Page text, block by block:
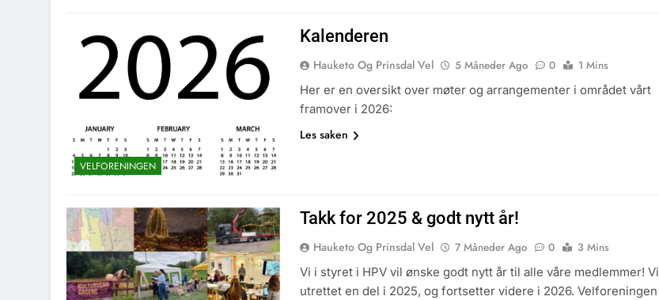
VELFORENINGEN
Kalenderen
Hauketo Og Prinsdal Vel 5 Måneder Ago 0
1 Mins
Her er en oversikt over møter og arrangementer i området vårt
framover i 2026:
Les saken
Takk for 2025 & godt nytt år!
Hauketo Og Prinsdal Vel 7 Måneder Ago 0
3 Mins
Vi i styret i HPV vil ønske godt nytt år til alle våre medlemmer!
utrettet en del i 2025, og fortsetter videre i 2026.